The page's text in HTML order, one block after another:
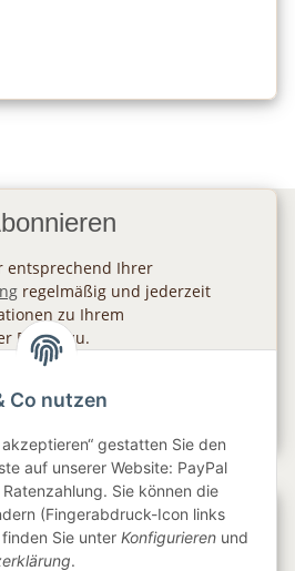
entsprechend Ihrer
regelmäßig und jederzeit
zu Ihrem
E-Mail zu.
Co nutzen
gestatten Sie den
auf unserer Website: PayPal
Sie können die
(Fingerabdruck-Icon links
Sie unter Konfigurieren und
.